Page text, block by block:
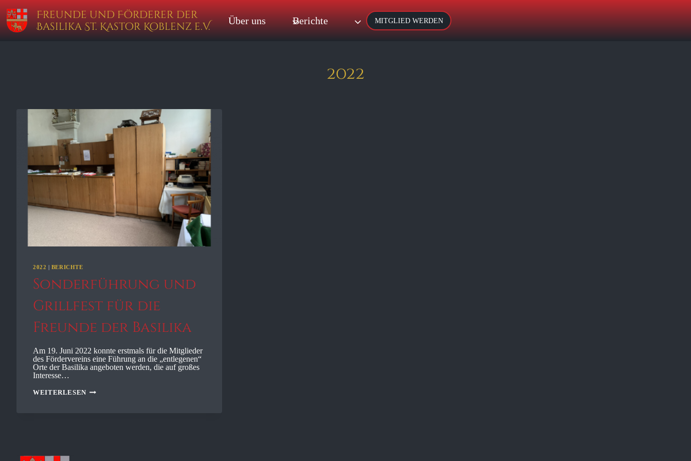
Inhalt
springen
Freunde und Förderer der
Basilika St. Kastor Koblenz e.V.
Über uns Berichte MITGLIED WERDEN
2022
2022 | BERICHTE
Sonderführung und
Grillfest für die
Freunde der Basilika
Am 19. Juni 2022 konnte erstmals für die Mitglieder
des Fördervereins eine Führung an die „entlegenen“
Orte der Basilika angeboten werden, die auf großes
Interesse…
WEITERLESEN SONDERFÜHRUNG